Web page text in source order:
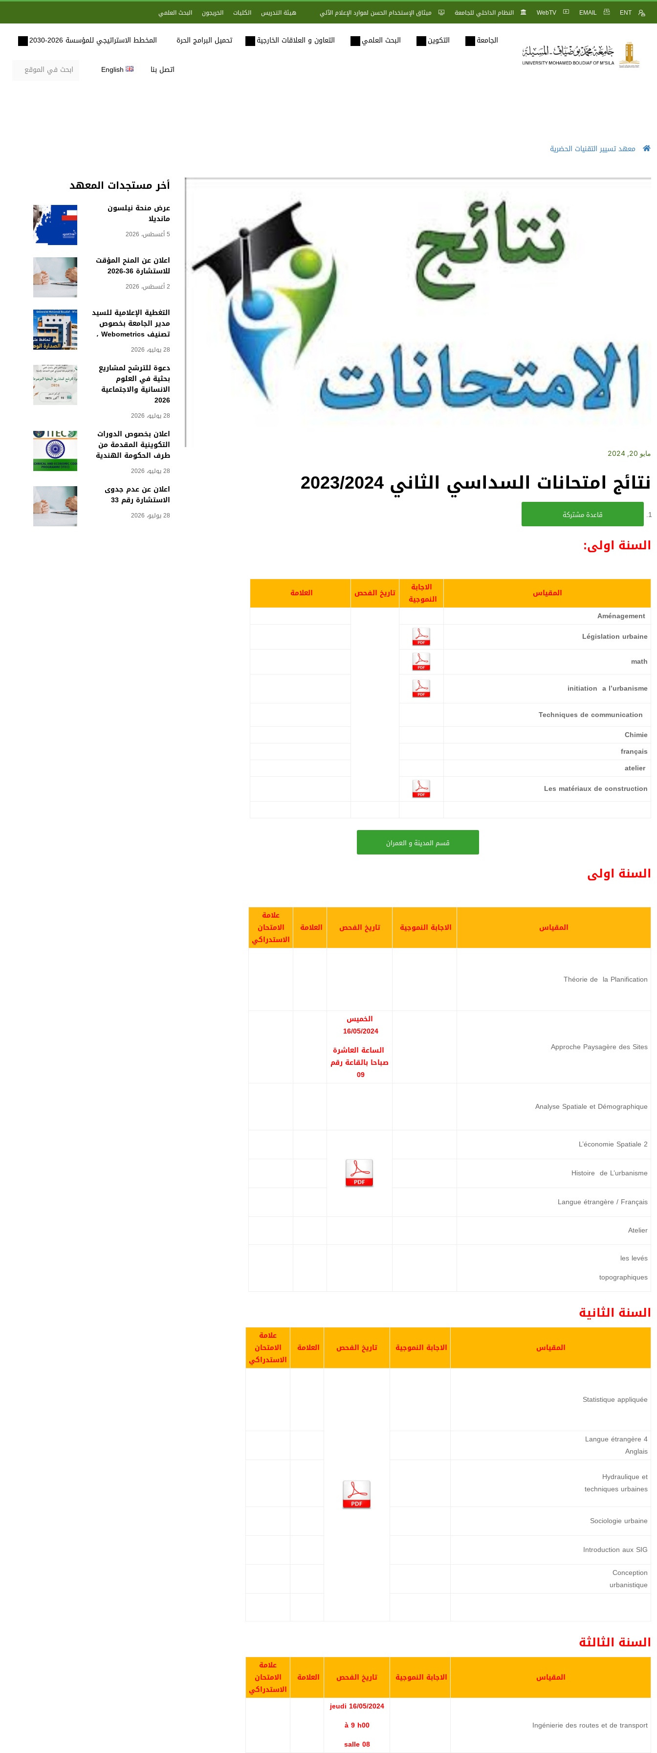
ENT
EMAIL
WebTV النظام الداخلي للجامعة ميثاق الإستخدام الحسن لموارد الإعلام الآلي هيئة التدريس الكليات الخريجون البحث العلمي
الجامعة التكوين البحث العلمي التعاون و العلاقات الخارجية تحميل البرامج الحرة المخطط الاستراتيجي للمؤسسة 2026-2030
اتصل بنا English
معهد تسيير التقنيات الحضرية
أخر مستجدات المعهد
عرض منحة نيلسون
مانديلا
5 أغسطس، 2026
اعلان عن المنح المؤقت
للاستشارة 36-2026
2 أغسطس، 2026
التغطية الإعلامية للسيد
مدير الجامعة بخصوص
تصنيف Webometrics ،
28 يوليو، 2026
دعوة للترشح لمشاريع
بحثية في العلوم
الانسانية والاجتماعية
2026
28 يوليو، 2026
اعلان بخصوص الدورات
التكوينية المقدمة من
طرف الحكومة الهندية
28 يوليو، 2026
اعلان عن عدم جدوى
الاستشارة رقم 33
28 يوليو، 2026
مايو 20, 2024
نتائج امتحانات السداسي الثاني 2023/2024
قاعدة مشتركة
السنة اولى:
المقياس
الاجابة
النموجية
تاريخ الفحص
العلامة
Législation urbaine
math
initiation a l’urbanisme
Chimie
français
atelier
Les matériaux de construction
قسم المدينة و العمران
السنة اولى
المقياس الاجابة النموجية تاريخ الفحص العلامة
علامة
الامتحان
الاستدراكي
Théorie de la Planification
Approche Paysagère des Sites
الخميس
16/05/2024
الساعة العاشرة
صباحا بالقاعة رقم
09
Analyse Spatiale et Démographique
L’économie Spatiale 2
Histoire de L’urbanisme
Langue étrangère / Français
Atelier
les levés
topographiques
السنة الثانية
المقياس الاجابة النموجية تاريخ الفحص العلامة
علامة
الامتحان
الاستدراكي
Statistique appliquée
Langue étrangère 4
Anglais
Hydraulique et
techniques urbaines
Sociologie urbaine
Introduction aux SIG
Conception
urbanistique
السنة الثالثة
المقياس الاجابة النموجية تاريخ الفحص العلامة
علامة
الامتحان
الاستدراكي
Ingénierie des routes et de transport
jeudi 16/05/2024
à 9 h00
salle 08